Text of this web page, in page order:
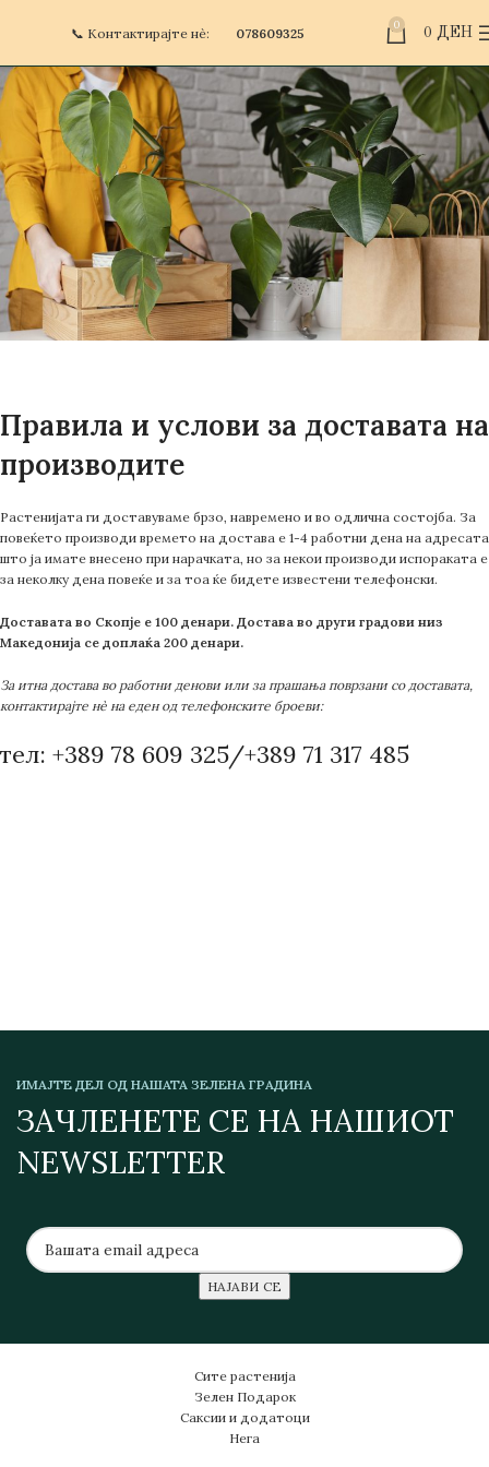
📞 Контактирајте нè: 078609325 0
0 ДЕН
Правила и услови за доставата на
производите
Растенијата ги доставуваме брзо, навремено и во одлична состојба. За
повеќето производи времето на достава е 1-4 работни дена на адресата
што ја имате внесено при нарачката, но за некои производи испораката е
за неколку дена повеќе и за тоа ќе бидете известени телефонски.
Доставата во Скопје е 100 денари. Достава во други градови низ
Македонија се доплаќа 200 денари.
За итна достава во работни денови или за прашања поврзани со доставата,
контактирајте нè на еден од телефонските броеви:
тел: +389 78 609 325/+389 71 317 485
ИМАЈТЕ ДЕЛ ОД НАШАТА ЗЕЛЕНА ГРАДИНА
ЗАЧЛЕНЕТЕ СЕ НА НАШИОТ
NEWSLETTER
Сите растенија
Зелен Подарок
Саксии и додатоци
Нега